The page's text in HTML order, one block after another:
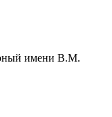
имени В.М.